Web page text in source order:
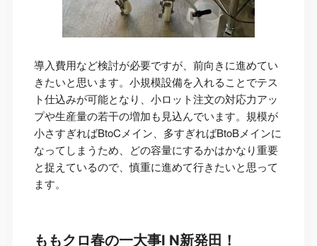
導入費用など検討が必要ですが、前向きに進めてい
きたいと思います。小規模設備を入れることでテス
ト仕込みが可能となり、小ロット注文の対応力アッ
プや生産量の若干の増加も見込んでいます。規模が
小さすぎればBtoCメイン、多すぎればBtoBメインに
なってしまうため、どの容量にするかはかなり重要
と捉えているので、慎重に進めて行きたいと思って
ます。
ももクロ春の一大事I N新発田！